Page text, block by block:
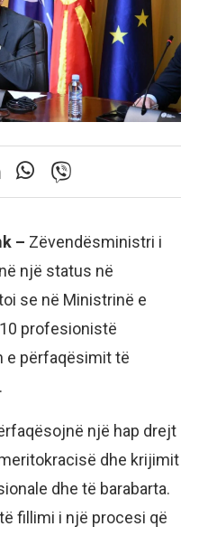
– Zëvendësministri i
një status në
se në Ministrinë e
profesionistë
e përfaqësimit të
një hap drejt
dhe krijimit
dhe të barabarta.
fillimi i një procesi që